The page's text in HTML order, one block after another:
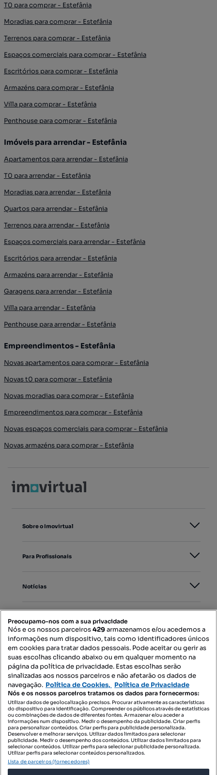
T0 para comprar - Estefânia
Moradias para comprar - Estefânia
Terrenos para comprar - Estefânia
Espaços comerciais para comprar - Estefânia
Escritórios para comprar - Estefânia
Armazéns para comprar - Estefânia
Villa para comprar - Estefânia
Penthouse para comprar - Estefânia
Imóveis para arrendar - Estefânia
Apartamentos para arrendar - Estefânia
T0 para arrendar - Estefânia
Moradias para arrendar - Estefânia
Quartos para arrendar - Estefânia
Terrenos para arrendar - Estefânia
Espaços comerciais para arrendar - Estefânia
Escritórios para arrendar - Estefânia
Armazéns para arrendar - Estefânia
Garagens para arrendar - Estefânia
Villa para arrendar - Estefânia
Penthouse para arrendar - Estefânia
Empreendimentos - Estefânia
Novas apartamentos para comprar - Estefânia
Novas t0 para comprar - Estefânia
Novas moradias para comprar - Estefânia
Empreendimentos para comprar - Estefânia
Novas espaços comerciais para comprar - Estefânia
Novas armazéns para comprar - Estefânia
Sobre o Imovirtual
Para Profissionais
Notícias
Mapa do Site
Contacte-nos
SIGA-NOS:
DESCARREGAR NA:
Preocupamo-nos com a sua privacidade
Nós e os nossos parceiros429armazenamos e/ou acedemos a
informações num dispositivo, tais como identificadores únicos
em cookies para tratar dados pessoais. Pode aceitar ou gerir as
suas escolhas clicando abaixo ou em qualquer momento na
página da política de privacidade. Estas escolhas serão
sinalizadas aos nossos parceiros e não afetarão os dados de
navegação. Política de Cookies, Política de Privacidade
Nós e os nossos parceiros tratamos os dados para fornecermos:
Utilizar dados de geolocalização precisos. Procurar ativamente as características
do dispositivo para identificação. Compreender os públicos através de estatísticas
ou combinações de dados de diferentes fontes. Armazenar e/ou aceder a
informações num dispositivo. Medir o desempenho da publicidade. Criar perfis
para personalizar conteúdos. Criar perfis para publicidade personalizada.
Desenvolver e melhorar serviços. Utilizar dados limitados para selecionar
publicidade. Medir o desempenho dos conteúdos. Utilizar dados limitados para
selecionar conteúdos. Utilizar perfis para selecionar publicidade personalizada.
Utilizar perfis para selecionar conteúdos personalizados.
Lista de parceiros (fornecedores)